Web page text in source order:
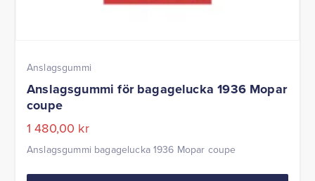
Anslagsgummi
Anslagsgummi för bagagelucka 1936 Mopar
coupe
1 480,00 kr
Anslagsgummi bagagelucka 1936 Mopar coupe